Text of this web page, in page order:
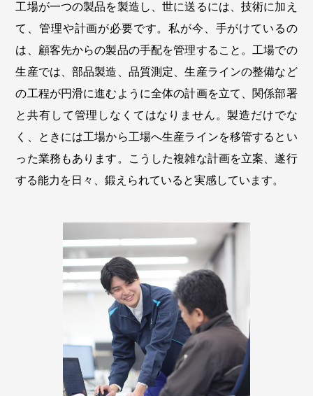
工場が一つの製品を製造し、世に送るには、技術に加え
て、管理や計画が必要です。私が今、手がけているの
は、顧客先からの製品の手配を管理すること。工場での
生産では、部品製造、品質測定、生産ラインの整備など
の工程が円滑に進むように全体の計画を立て、関係部署
と共有して管理しなくてはなりません。製造だけでな
く、ときには工場から工場へ生産ラインを移管するとい
った業務もあります。こうした複雑な計画を立案、遂行
する能力を日々、鍛えられていると実感しています。